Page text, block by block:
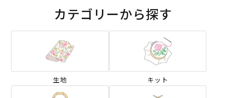
カテゴリーから探す
生地 キット